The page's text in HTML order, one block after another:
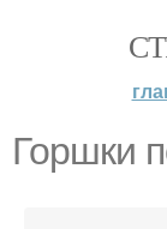
Горшки